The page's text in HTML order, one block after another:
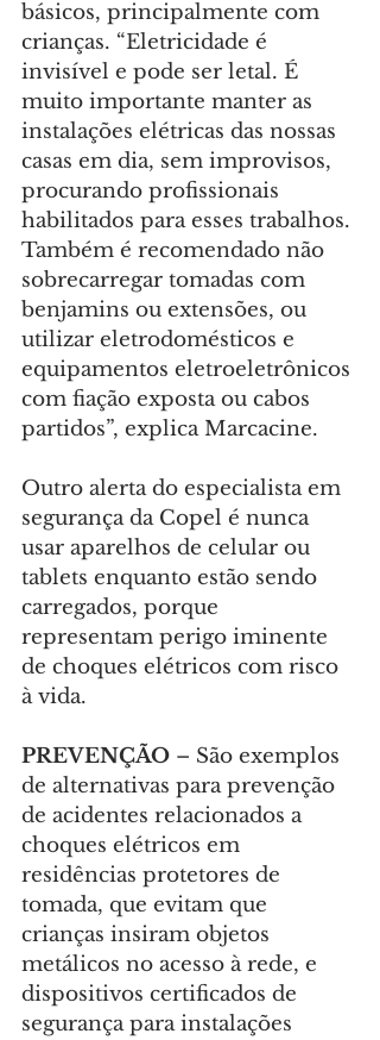
básicos, principalmente com
crianças. “Eletricidade é
invisível e pode ser letal. É
muito importante manter as
instalações elétricas das nossas
casas em dia, sem improvisos,
procurando profissionais
habilitados para esses trabalhos.
Também é recomendado não
sobrecarregar tomadas com
benjamins ou extensões, ou
utilizar eletrodomésticos e
equipamentos eletroeletrônicos
com fiação exposta ou cabos
partidos”, explica Marcacine.
Outro alerta do especialista em
segurança da Copel é nunca
usar aparelhos de celular ou
tablets enquanto estão sendo
carregados, porque
representam perigo iminente
de choques elétricos com risco
à vida.
PREVENÇÃO – São exemplos
de alternativas para prevenção
de acidentes relacionados a
choques elétricos em
residências protetores de
tomada, que evitam que
crianças insiram objetos
metálicos no acesso à rede, e
dispositivos certificados de
segurança para instalações